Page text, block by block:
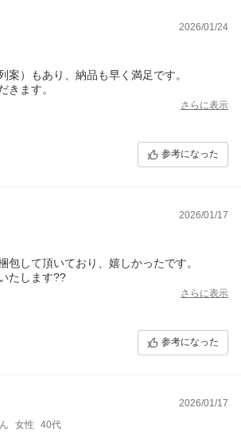
2026/01/24
案）もあり、納品も早く満足です。
きます。
さらに表示
参考になった
2026/01/17
包して頂いており、嬉しかったです。
たします??
さらに表示
参考になった
2026/01/17
女性 40代